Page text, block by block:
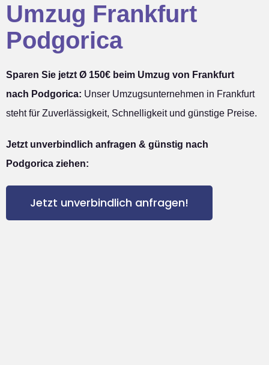
Umzug Frankfurt
Podgorica
Sparen Sie jetzt Ø 150€ beim Umzug von Frankfurt
nach Podgorica: Unser Umzugsunternehmen in Frankfurt
steht für Zuverlässigkeit, Schnelligkeit und günstige Preise.
Jetzt unverbindlich anfragen & günstig nach
Podgorica ziehen:
Jetzt unverbindlich anfragen!